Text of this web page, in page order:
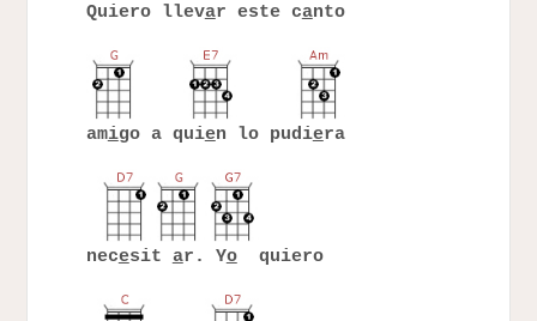
Quiero llevar este canto
amigo a quien lo pudiera
necesit ar. Yoquiero